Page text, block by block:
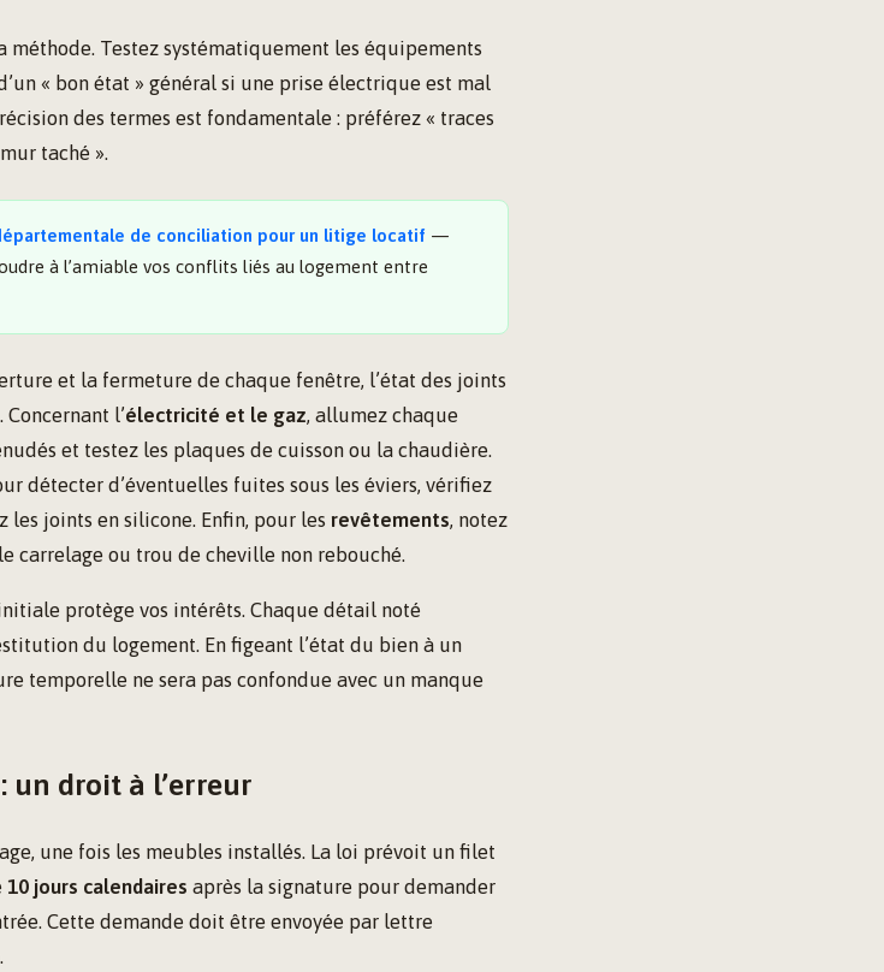
Testez systématiquement les équipements
« bon état » général si une prise électrique est mal
des termes est fondamentale : préférez « traces
taché ».
de conciliation pour un litige locatif —
à l’amiable vos conflits liés au logement entre
et la fermeture de chaque fenêtre, l’état des joints
l’électricité et le gaz, allumez chaque
et testez les plaques de cuisson ou la chaudière.
détecter d’éventuelles fuites sous les éviers, vérifiez
les joints en silicone. Enfin, pour les revêtements, notez
carrelage ou trou de cheville non rebouché.
protège vos intérêts. Chaque détail noté
du logement. En figeant l’état du bien à un
temporelle ne sera pas confondue avec un manque
un droit à l’erreur
une fois les meubles installés. La loi prévoit un filet
10 jours calendaires après la signature pour demander
Cette demande doit être envoyée par lettre